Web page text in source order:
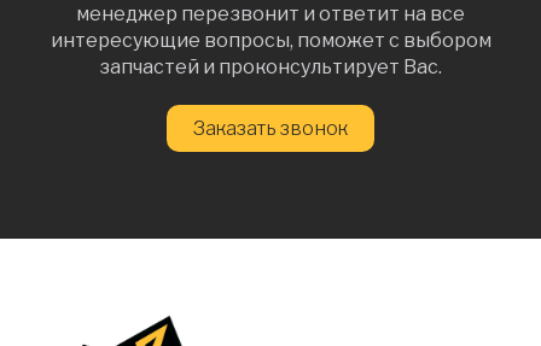
менеджер перезвонит и ответит на все
интересующие вопросы, поможет с выбором
запчастей и проконсультирует Вас.
Заказать звонок